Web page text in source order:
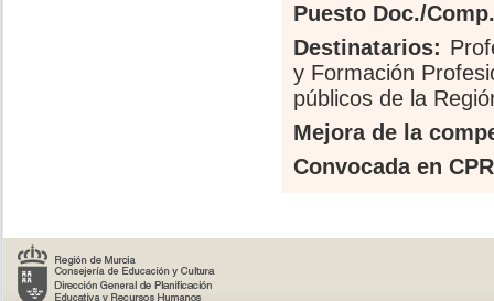
Puesto Doc./
Destinatarios:
y Formación
públicos de la
Mejora de la
Convocada en